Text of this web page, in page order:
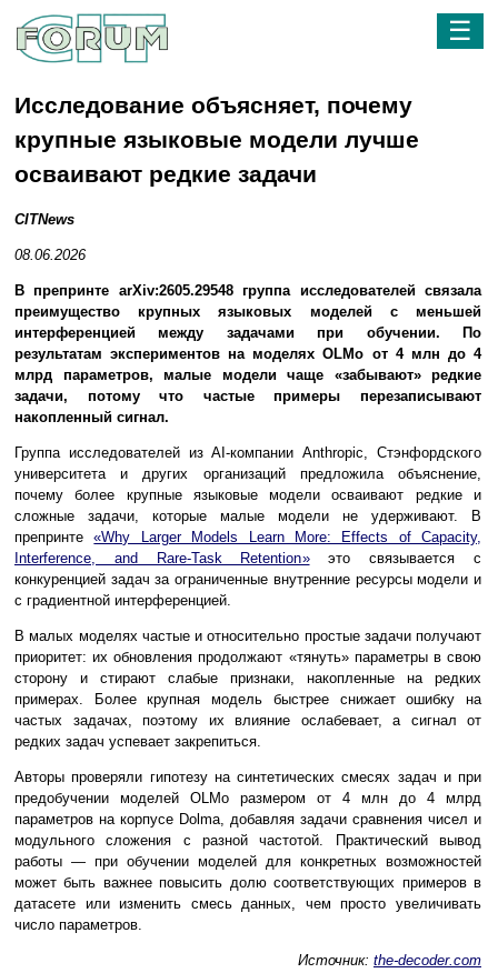
☰
Исследование объясняет, почему
крупные языковые модели лучше
осваивают редкие задачи
CITNews
08.06.2026
В препринте arXiv:2605.29548 группа исследователей связала
преимущество крупных языковых моделей с меньшей
интерференцией между задачами при обучении. По
результатам экспериментов на моделях OLMo от 4 млн до 4
млрд параметров, малые модели чаще «забывают» редкие
задачи, потому что частые примеры перезаписывают
накопленный сигнал.
Группа исследователей из AI-компании Anthropic, Стэнфордского
университета и других организаций предложила объяснение,
почему более крупные языковые модели осваивают редкие и
сложные задачи, которые малые модели не удерживают. В
препринте«Why Larger Models Learn More: Effects of Capacity,
Interference, and Rare-Task Retention»это связывается с
конкуренцией задач за ограниченные внутренние ресурсы модели и
с градиентной интерференцией.
В малых моделях частые и относительно простые задачи получают
приоритет: их обновления продолжают «тянуть» параметры в свою
сторону и стирают слабые признаки, накопленные на редких
примерах. Более крупная модель быстрее снижает ошибку на
частых задачах, поэтому их влияние ослабевает, а сигнал от
редких задач успевает закрепиться.
Авторы проверяли гипотезу на синтетических смесях задач и при
предобучении моделей OLMo размером от 4 млн до 4 млрд
параметров на корпусе Dolma, добавляя задачи сравнения чисел и
модульного сложения с разной частотой. Практический вывод
работы — при обучении моделей для конкретных возможностей
может быть важнее повысить долю соответствующих примеров в
датасете или изменить смесь данных, чем просто увеличивать
число параметров.
Источник: the-decoder.com